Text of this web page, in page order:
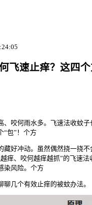
飞速止痒？这四
、咬何雨水多。飞速法收蚊子
“包”！个方
藏好冲动。虽然偶然挠一挠
痒、咬何越痒越抓”的飞速
染风险。个方
几个有效止痒的被蚊办法。